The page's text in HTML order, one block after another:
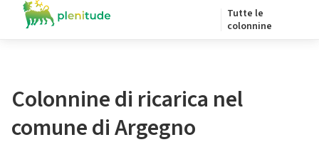
Tutte le
colonnine
Colonnine di ricarica nel
comune di Argegno